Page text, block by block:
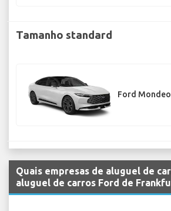
Tamanho standard
Ford Mondeo
Quais empresas de aluguel de
aluguel de carros Ford de